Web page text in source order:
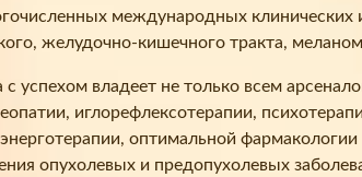
международных
желудочно-кишечного тракта,
с успехом владеет не только всем
иглорефлексотерапии,
оптимальной
опухолевых и предопухолевых